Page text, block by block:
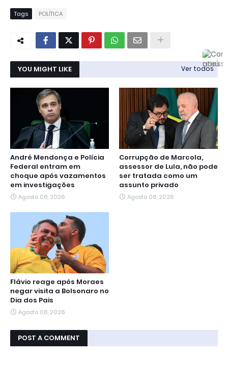
Tags POLÍTICA
YOU MIGHT LIKE Ver todos
André Mendonça e Polícia
Federal entram em
choque após vazamentos
em investigações
Agosto 08, 2026
Corrupção de Marcola,
assessor de Lula, não pode
ser tratada como um
assunto privado
Agosto 08, 2026
Flávio reage após Moraes
negar visita a Bolsonaro no
Dia dos Pais
Agosto 08, 2026
POST A COMMENT